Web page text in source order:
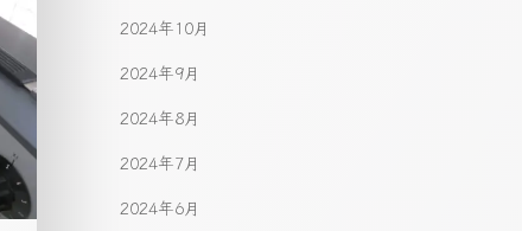
2024年10月
2024年9月
2024年8月
2024年7月
2024年6月